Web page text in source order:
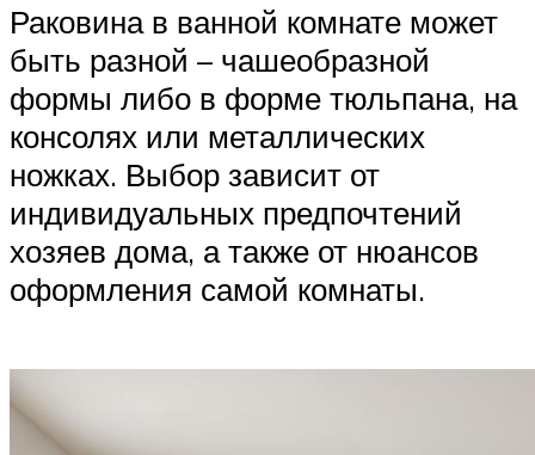
Раковина в ванной комнате может
быть разной – чашеобразной
формы либо в форме тюльпана, на
консолях или металлических
ножках. Выбор зависит от
индивидуальных предпочтений
хозяев дома, а также от нюансов
оформления самой комнаты.